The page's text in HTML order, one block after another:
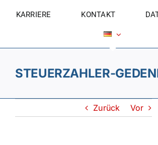
KARRIERE KONTAKT
STEUERZAHLER-
Zurück Vor